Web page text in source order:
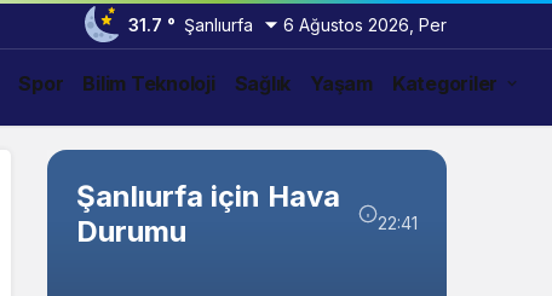
31.7 ° Şanlıurfa 6 Ağustos 2026, Per
Spor Bilim Teknoloji Sağlık Yaşam Kategoriler
Şanlıurfa için Hava
Durumu
22:41